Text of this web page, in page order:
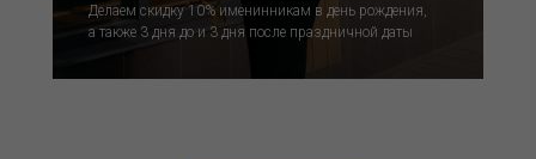
Делаем скидку 10% именинникам в день рождения,
а также 3 дня до и 3 дня после праздничной даты